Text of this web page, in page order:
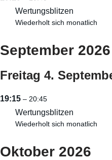
Wertungsblitzen
Wiederholt sich monatlich
September 2026
Freitag 4.
19:15 – 20:45
Wertungsblitzen
Wiederholt sich monatlich
Oktober 2026